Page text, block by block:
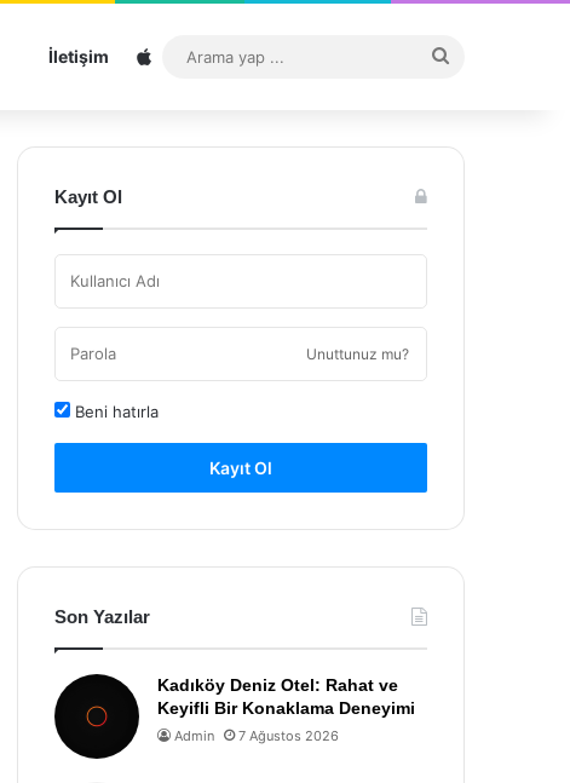
İletişim Sitemap
...
Kayıt Ol
Unuttunuz mu?
Beni hatırla
Kayıt Ol
Son Yazılar
Kadıköy Deniz Otel: Rahat ve
Keyifli Bir Konaklama Deneyimi
Admin 7 Ağustos 2026